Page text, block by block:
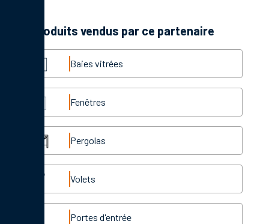
Les produits vendus par ce partenaire
Baies vitrées
Fenêtres
Pergolas
Volets
Portes d'entrée